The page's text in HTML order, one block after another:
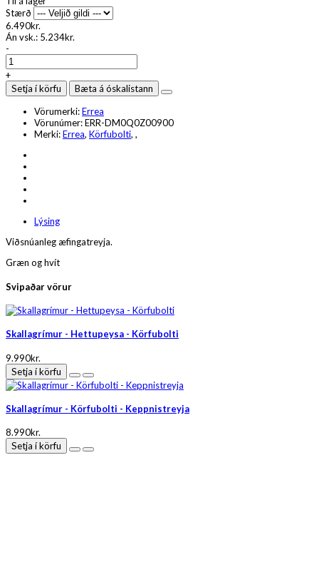
Stærð
6.490kr.
Án vsk.: 5.234kr.
-
+
Setja í körfu
Bæta á óskalistann
Vörumerki:Errea
Vörunúmer:ERR-DM0Q0Z00900
Merki:Errea, Körfubolti, ,
Lýsing
Viðsnúanleg æfingatreyja.
Græn og hvít
Svipaðar vörur
Skallagrímur - Hettupeysa - Körfubolti
9.990kr.
Setja í körfu
Skallagrímur - Körfubolti - Keppnistreyja
8.990kr.
Setja í körfu